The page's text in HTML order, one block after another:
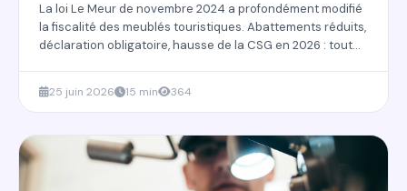
La loi Le Meur de novembre 2024 a profondément modifié
la fiscalité des meublés touristiques. Abattements réduits,
déclaration obligatoire, hausse de la CSG en 2026 : tout
25 juin 2026 15 min 364